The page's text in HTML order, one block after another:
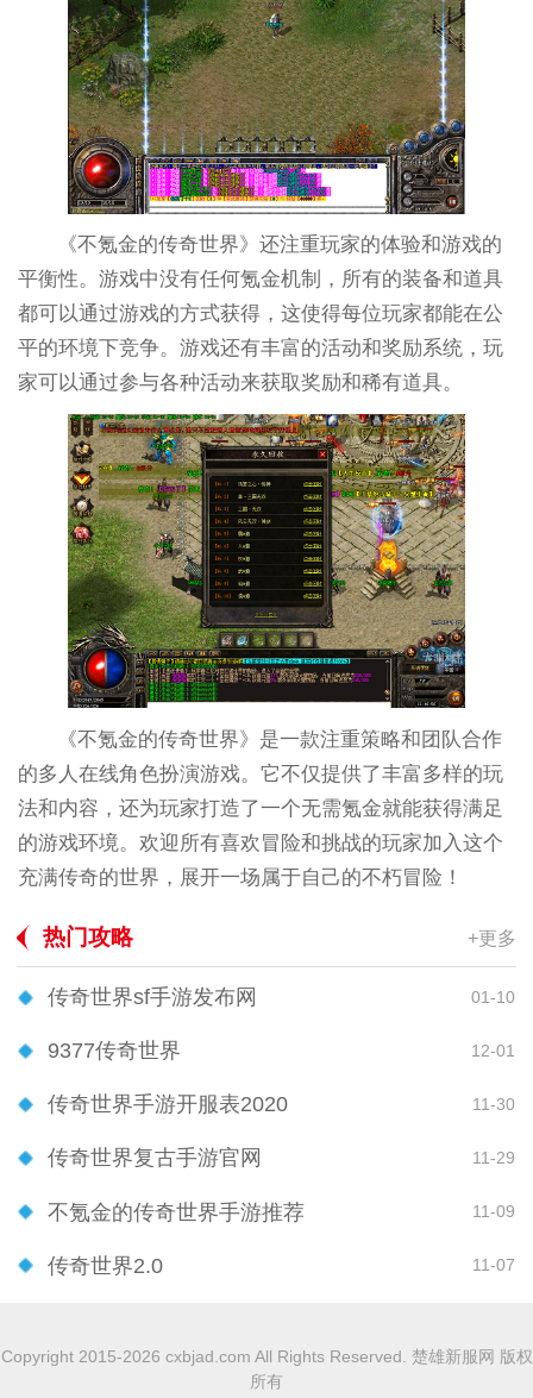
《不氪金的传奇世界》还注重玩家的体验和游戏的
平衡性。游戏中没有任何氪金机制，所有的装备和道具
都可以通过游戏的方式获得，这使得每位玩家都能在公
平的环境下竞争。游戏还有丰富的活动和奖励系统，玩
家可以通过参与各种活动来获取奖励和稀有道具。
《不氪金的传奇世界》是一款注重策略和团队合作
的多人在线角色扮演游戏。它不仅提供了丰富多样的玩
法和内容，还为玩家打造了一个无需氪金就能获得满足
的游戏环境。欢迎所有喜欢冒险和挑战的玩家加入这个
充满传奇的世界，展开一场属于自己的不朽冒险！
热门攻略 +更多
传奇世界sf手游发布网 01-10
9377传奇世界 12-01
传奇世界手游开服表2020 11-30
传奇世界复古手游官网 11-29
不氪金的传奇世界手游推荐 11-09
传奇世界2.0 11-07
Copyright 2015-2026 cxbjad.com All Rights Reserved. 楚雄新服网 版权
所有